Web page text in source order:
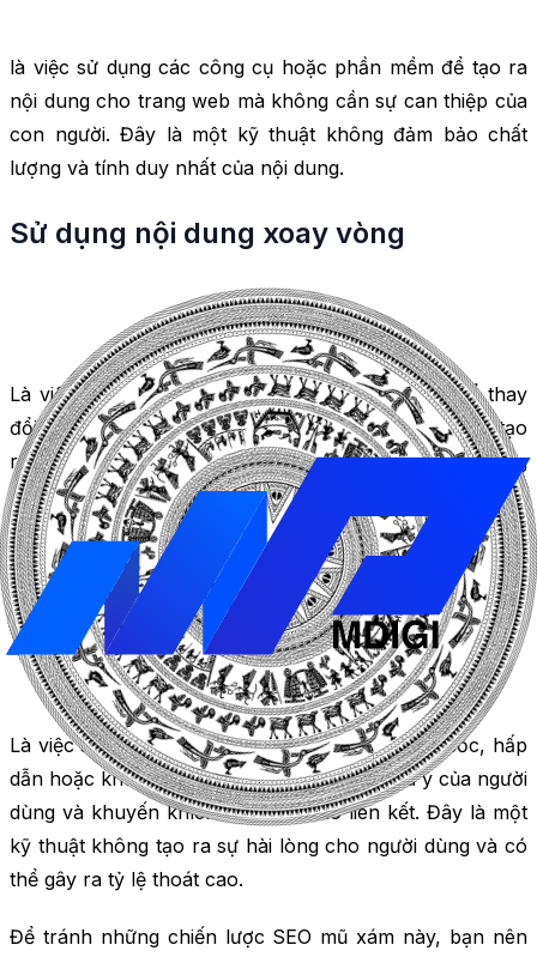
là việc sử dụng các công cụ hoặc phần mềm để tạo ra
nội dung cho trang web mà không cần sự can thiệp của
con người. Đây là một kỹ thuật không đảm bảo chất
lượng và tính duy nhất của nội dung.
Sử dụng nội dung xoay vòng
Là việc sử dụng các công cụ hoặc phần mềm để thay
đổi một số từ hoặc câu trong nội dung đã có sẵn để tạo
ra nội dung mới. Đây là một kỹ thuật không tôn trọng
bản quyền và có thể gây ranội dung trùng lặp
Sử dụng click bait
Là việc sử dụng các tiêu đề hoặc hình ảnh gây sốc, hấp
dẫn hoặc không liên quan để thu hút sự chú ý của người
dùng và khuyến khích họ nhấp vào liên kết. Đây là một
kỹ thuật không tạo ra sự hài lòng cho người dùng và có
thể gây ra tỷ lệ thoát cao.
Để tránh những chiến lược SEO mũ xám này, bạn nên